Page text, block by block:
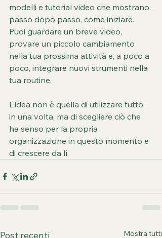
modelli e tutorial video che mostrano,
passo dopo passo, come iniziare.
Puoi guardare un breve video,
provare un piccolo cambiamento
nella tua prossima attività e, a poco a
poco, integrare nuovi strumenti nella
tua routine.
L'idea non è quella di utilizzare tutto
in una volta, ma di scegliere ciò che
ha senso per la propria
organizzazione in questo momento e
di crescere da lì.
Post recenti Mostra tutti